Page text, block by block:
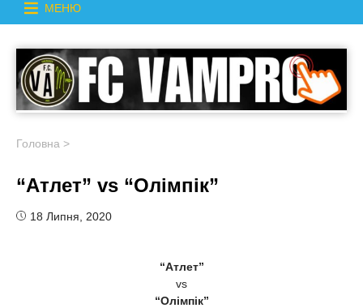
МЕНЮ
Головна >
“Атлет” vs “Олімпік”
18 Липня, 2020
“Атлет”
vs
“Олімпік”